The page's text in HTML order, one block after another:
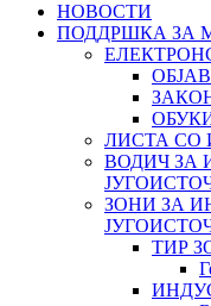
НОВОСТИ
ПОДДРШКА ЗА
ЛИСТА СО
ВОДИЧ ЗА
ЗОНИ ЗА
ТИР